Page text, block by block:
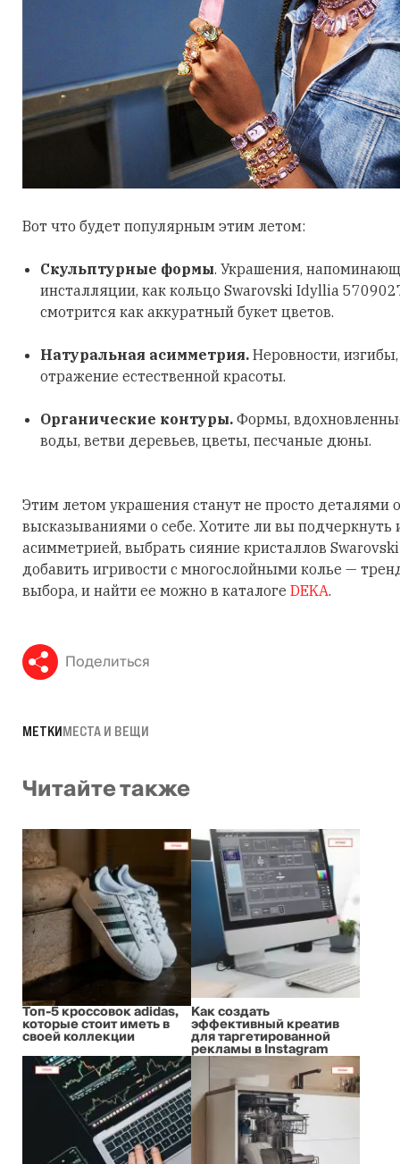
Вот что будет популярным этим летом:
Скульптурные формы. Украшения,
инсталляции, как кольцо Swarovski Idyllia
смотрится как аккуратный букет цветов.
Натуральная асимметрия. Неровности,
отражение естественной красоты.
Органические контуры. Формы,
воды, ветви деревьев, цветы, песчаные дюны.
Этим летом украшения станут не просто деталями
высказываниями о себе. Хотите ли вы подчеркнуть
асимметрией, выбрать сияние кристаллов
добавить игривости с многослойными колье —
выбора, и найти ее можно в каталоге DEKA.
Поделиться
МЕТКИМЕСТА И ВЕЩИ
Читайте также
Топ-5 кроссовок adidas,
которые стоит иметь в
своей коллекции
Как создать
эффективный креатив
для таргетированной
рекламы в Instagram